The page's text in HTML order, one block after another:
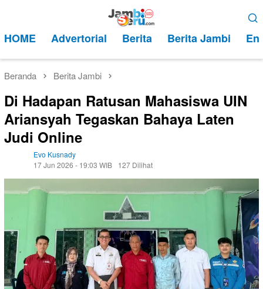
kontenMobile
HOME Advertorial Berita Berita Jambi
Beranda Berita Jambi
Di Hadapan Ratusan Mahasiswa UIN
Ariansyah Tegaskan Bahaya Laten
Judi Online
Evo Kusnady
17 Jun 2026 - 19:03 WIB
127 Dilihat